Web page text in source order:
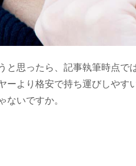
と思ったら、記事執筆時点で
ーより格安で持ち運びしや
ないですか。